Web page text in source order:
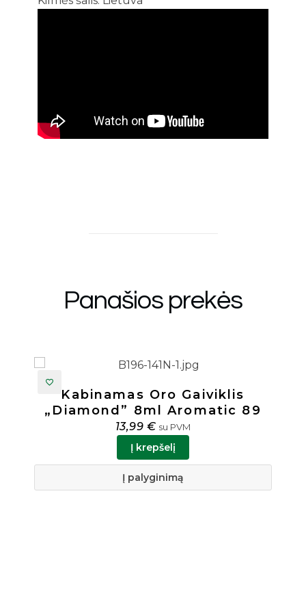
Panašios prekės
Namų Kvapas Su Lazdelėmis
„Honey Pie” 50ml Aromatic 89
17,99€
Į krepšelį
Į palyginimą